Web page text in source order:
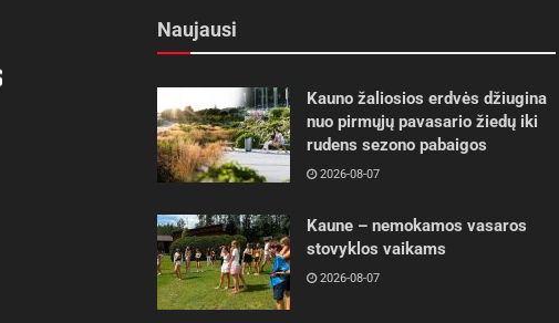
Naujausi
Kauno žaliosios erdvės džiugina
nuo pirmųjų pavasario žiedų iki
rudens sezono pabaigos
2026-08-07
Kaune – nemokamos vasaros
stovyklos vaikams
2026-08-07